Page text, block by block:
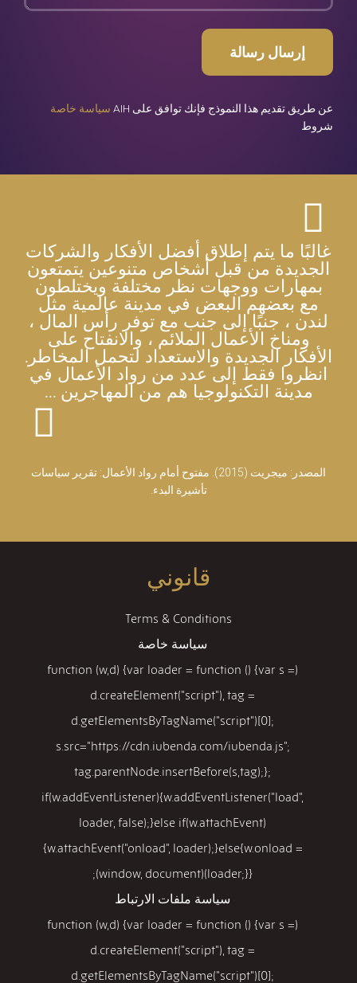
ل
ف
ي
س
و
إرسال رسالة
عن طريق تقديم هذا النموذج فإنك توافق على AIH
سياسة خاصة
شروط
غالبًا ما يتم إطلاق أفضل الأفكار والشركات
الجديدة من قبل أشخاص متنوعين يتمتعون
بمهارات ووجهات نظر مختلفة ويختلطون
مع بعضهم البعض في مدينة عالمية مثل
لندن ، جنبًا إلى جنب مع توفر رأس المال ،
ومناخ الأعمال الملائم ، والانفتاح على
الأفكار الجديدة والاستعداد لتحمل المخاطر.
انظروا فقط إلى عدد من رواد الأعمال في
مدينة التكنولوجيا هم من المهاجرين ...
المصدر: ميجريت (2015). مفتوح أمام رواد الأعمال: تقرير سياسات
تأشيرة البدء.
قانوني
Terms & Conditions
سياسة خاصة
(function (w,d) {var loader = function () {var s =
d.createElement("script"), tag =
d.getElementsByTagName("script")[0];
s.src="https://cdn.iubenda.com/iubenda.js";
tag.parentNode.insertBefore(s,tag);};
if(w.addEventListener){w.addEventListener("load",
loader, false);}else if(w.attachEvent)
{w.attachEvent("onload", loader);}else{w.onload =
loader;}})(window, document);
سياسة ملفات الارتباط
(function (w,d) {var loader = function () {var s =
d.createElement("script"), tag =
d.getElementsByTagName("script")[0];